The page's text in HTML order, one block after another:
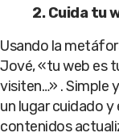
2. Cuida tu
Usando la
Jové, «tu web es
visiten…» . Simple
un lugar cuidado
contenidos